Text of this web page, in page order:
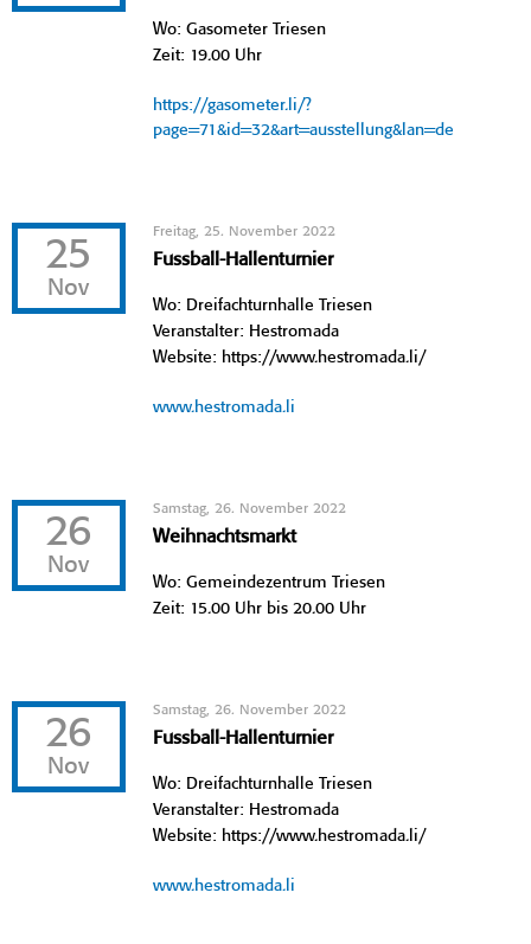
Wo: Gasometer Triesen
Zeit: 19.00 Uhr
https://gasometer.li/?
page=71&id=32&art=ausstellung&lan=de
25
Nov
Freitag, 25. November 2022
Fussball-Hallenturnier
Wo: Dreifachturnhalle Triesen
Veranstalter: Hestromada
Website: https://www.hestromada.li/
www.hestromada.li
26
Nov
Samstag, 26. November 2022
Weihnachtsmarkt
Wo: Gemeindezentrum Triesen
Zeit: 15.00 Uhr bis 20.00 Uhr
26
Nov
Samstag, 26. November 2022
Fussball-Hallenturnier
Wo: Dreifachturnhalle Triesen
Veranstalter: Hestromada
Website: https://www.hestromada.li/
www.hestromada.li